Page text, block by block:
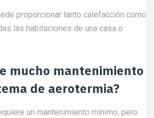
proporcionar tanto calefacción como
las habitaciones de una casa o
mucho mantenimiento
de aerotermia?
un mantenimiento mínimo, pero